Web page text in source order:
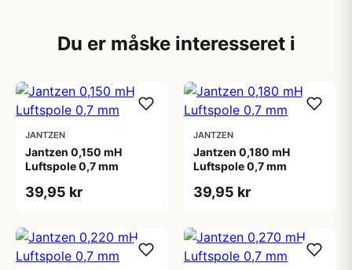
Du er måske interesseret i
JANTZEN
Jantzen 0,150 mH
Luftspole 0,7 mm
39,95 kr
JANTZEN
Jantzen 0,180 mH
Luftspole 0,7 mm
39,95 kr